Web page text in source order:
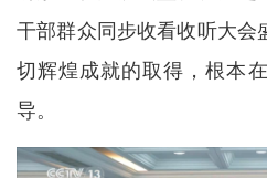
干部群众同步收看收听大会
切辉煌成就的取得，根本
导。